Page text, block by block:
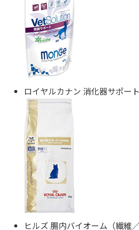
ロイヤルカナン 消化器サポー
ヒルズ 腸内バイオーム（繊維